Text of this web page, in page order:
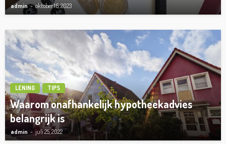
admin oktober 16, 2023
LENING TIPS
Waarom onafhankelijk hypotheekadvies
belangrijk is
admin juli 25, 2022